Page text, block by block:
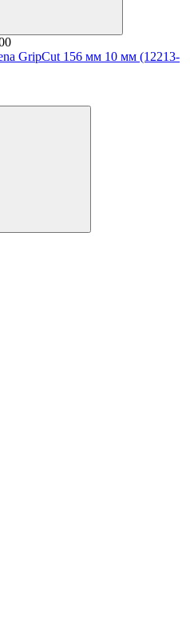
GripCut 156 мм 10 мм (12213-